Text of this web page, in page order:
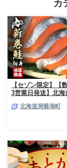
カ
【セゾン限定】【
3営業日発送】北
700g/5～7切入) 最
道 秋鮭 小分け 鮭
シャケ 中塩 海鮮
モン サケ
北海道洞爺湖町